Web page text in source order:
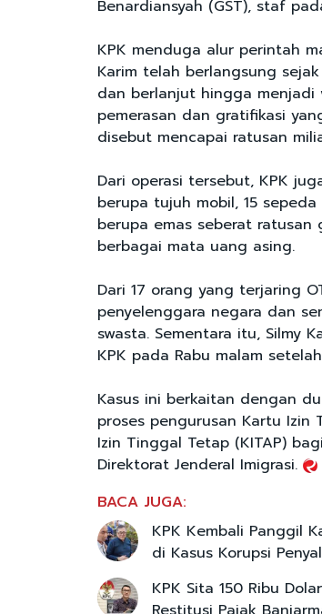
Benardiansyah (GST), staf
KPK menduga alur perintah
Karim telah berlangsung
dan berlanjut hingga menjadi
pemerasan dan gratifikasi
disebut mencapai ratusan
Dari operasi tersebut, KPK
berupa tujuh mobil, 15
berupa emas seberat
berbagai mata uang asing.
Dari 17 orang yang terjaring
penyelenggara negara dan
swasta. Sementara itu, Silmy
KPK pada Rabu malam
Kasus ini berkaitan dengan
proses pengurusan Kartu Izin
Izin Tinggal Tetap (KITAP)
Direktorat Jenderal Imigrasi.
BACA JUGA:
KPK Kembali Panggil
di Kasus Korupsi
KPK Sita 150 Ribu